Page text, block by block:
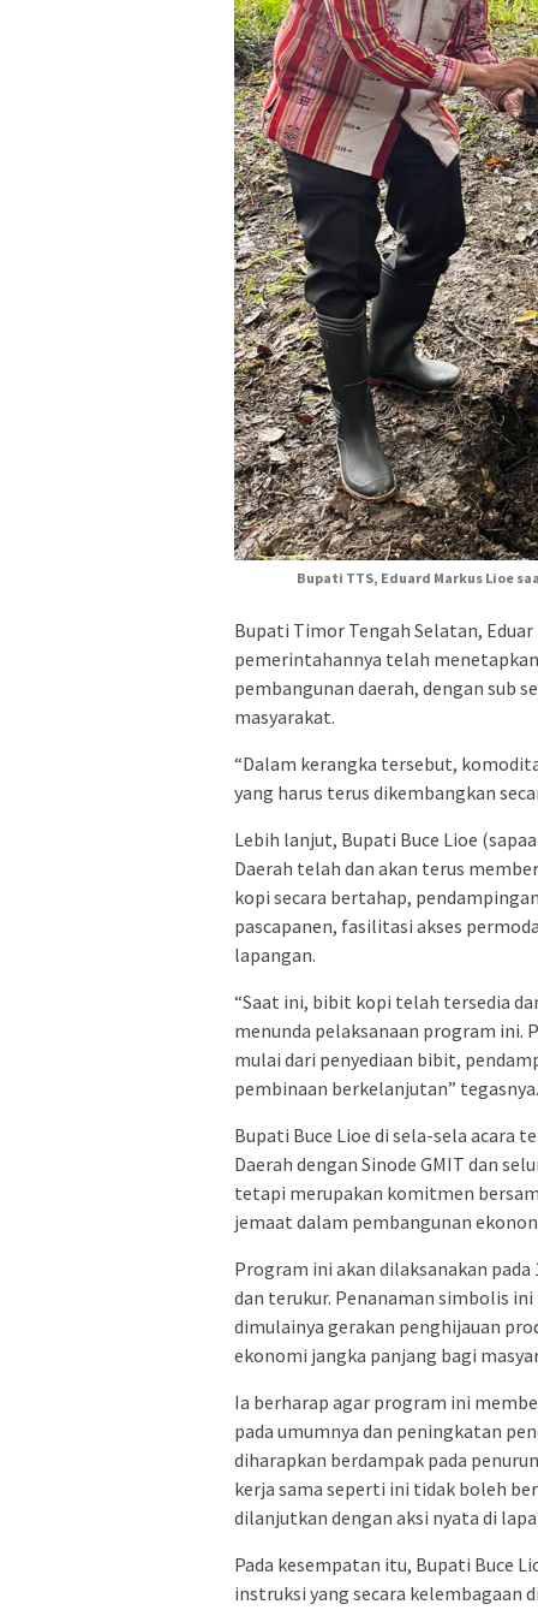
Bupati TTS, Eduard Markus Lioe
Bupati Timor Tengah Selatan,
pemerintahannya telah
pembangunan daerah, dengan sub
masyarakat.
“Dalam kerangka tersebut,
yang harus terus dikembangkan
Lebih lanjut, Bupati Buce Lioe
Daerah telah dan akan terus
kopi secara bertahap,
pascapanen, fasilitasi akses
lapangan.
“Saat ini, bibit kopi telah tersedia
menunda pelaksanaan program ini.
mulai dari penyediaan bibit,
pembinaan berkelanjutan” tegasnya.
Bupati Buce Lioe di sela-sela
Daerah dengan Sinode GMIT dan
tetapi merupakan komitmen
jemaat dalam pembangunan
Program ini akan dilaksanakan
dan terukur. Penanaman simbolis
dimulainya gerakan penghijauan
ekonomi jangka panjang bagi
Ia berharap agar program ini
pada umumnya dan peningkatan
diharapkan berdampak pada
kerja sama seperti ini tidak boleh
dilanjutkan dengan aksi nyata di
Pada kesempatan itu, Bupati Buce
instruksi yang secara kelembagaan